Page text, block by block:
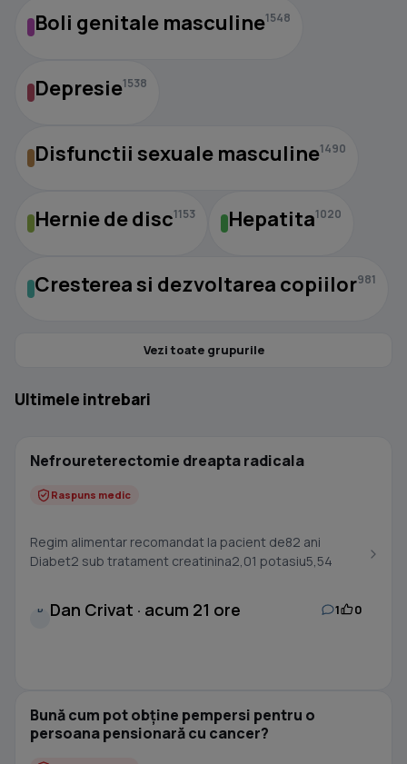
Boli genitale masculine1548
Depresie1538
Disfunctii sexuale masculine1490
Hernie de disc1153 Hepatita1020
Cresterea si dezvoltarea copiilor981
Vezi toate grupurile
Ultimele intrebari
Nefroureterectomie dreapta radicala
Raspuns medic
Regim alimentar recomandat la pacient de82 ani
Diabet2 sub tratament creatinina2,01 potasiu5,54
D Dan Crivat · acum 21 ore 1 0
Bună cum pot obține pempersi pentru o
persoana pensionară cu cancer?